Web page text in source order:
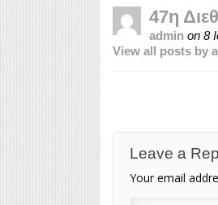
47η
adminon 8
View all posts by
Leave a
Your email